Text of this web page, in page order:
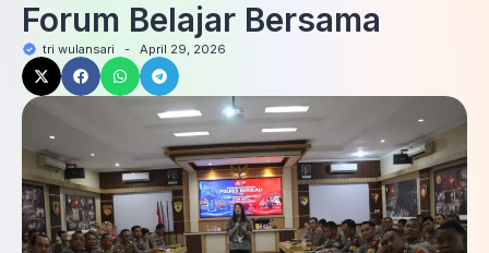
Forum Belajar Bersama
tri wulansari - April 29, 2026